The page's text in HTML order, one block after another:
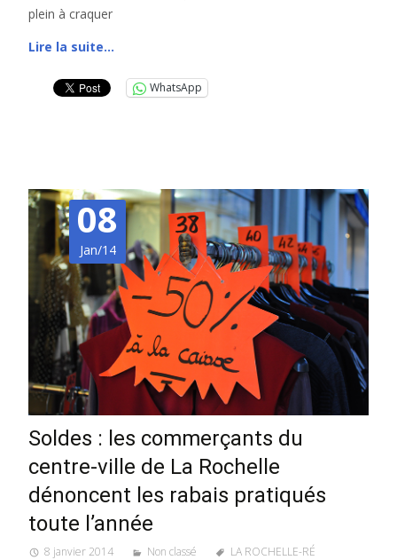
plein à craquer
Lire la suite…
WhatsApp
08
Jan/14
Soldes : les commerçants du
centre-ville de La Rochelle
dénoncent les rabais pratiqués
toute l’année
8 janvier 2014 Non classé LA ROCHELLE-RÉ